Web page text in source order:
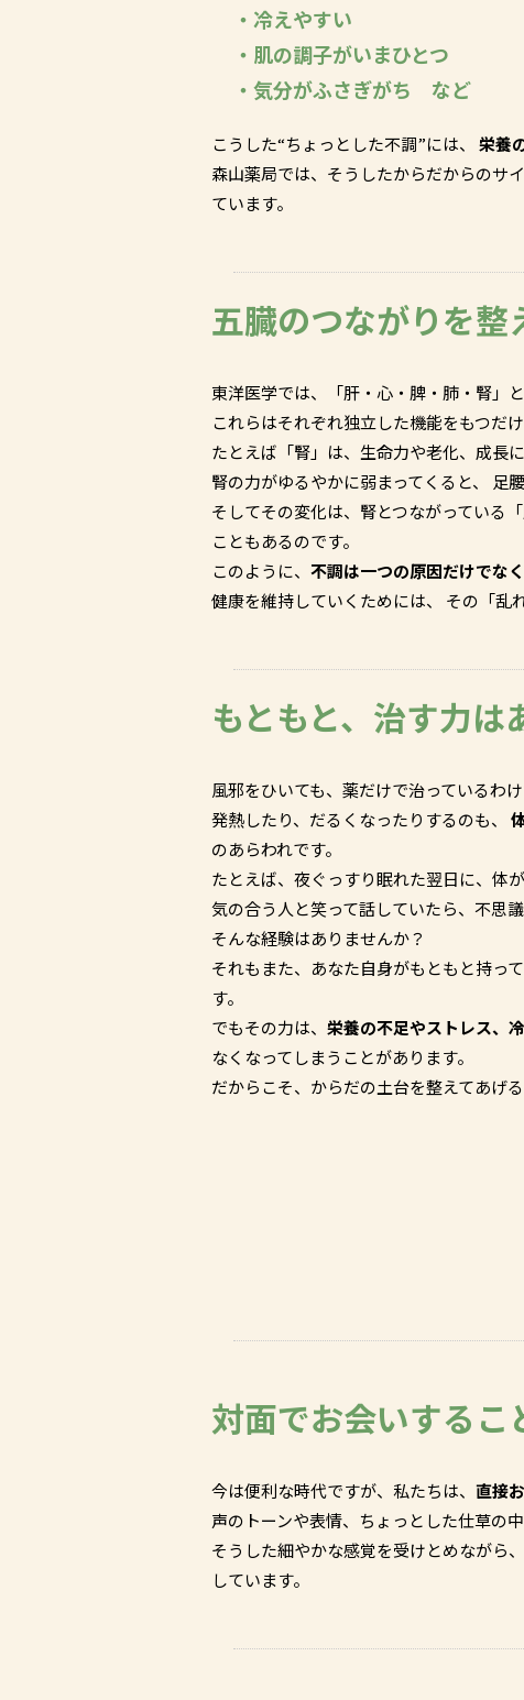
・冷えやすい
・肌の調子がいまひとつ
・気分がふさぎがち など
こうした“ちょっとした不調”には、 栄養
森山薬局では、そうしたからだからのサ
ています。
五臓のつながりを整
東洋医学では、「肝・心・脾・肺・腎」
これらはそれぞれ独立した機能をもつだけ
たとえば「腎」は、生命力や老化、成長
腎の力がゆるやかに弱まってくると、 足
そしてその変化は、腎とつながっている
こともあるのです。
このように、 不調は一つの原因だけでな
健康を維持していくためには、 その「乱
もともと、治す力は
風邪をひいても、薬だけで治っているわけ
発熱したり、だるくなったりするのも、
のあらわれです。
たとえば、夜ぐっすり眠れた翌日に、体
気の合う人と笑って話していたら、不思
そんな経験はありませんか？
それもまた、あなた自身がもともと持っ
す。
でもその力は、 栄養の不足やストレス、
なくなってしまうことがあります。
だからこそ、からだの土台を整えてあげ
対面でお会いするこ
今は便利な時代ですが、私たちは、 直接
声のトーンや表情、ちょっとした仕草の
そうした細やかな感覚を受けとめながら
しています。